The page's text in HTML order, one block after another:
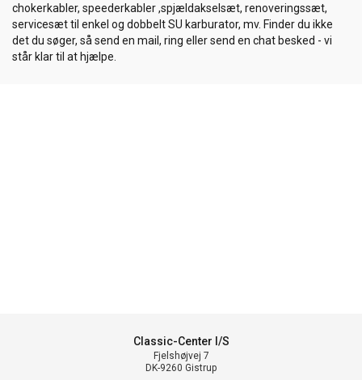
chokerkabler, speederkabler ,spjældakselsæt, renoveringssæt,
servicesæt til enkel og dobbelt SU karburator, mv. Finder du ikke
det du søger, så send en mail, ring eller send en chat besked - vi
står klar til at hjælpe.
Classic-Center I/S
Fjelshøjvej 7
DK-9260 Gistrup